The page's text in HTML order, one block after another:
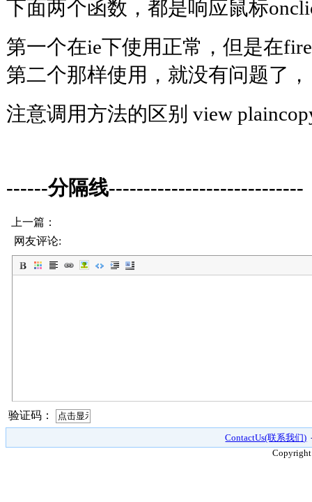
下面两个函数，都是响应鼠标
第一个在ie下使用正常，但是在
第二个那样使用，就没有问题了，
注意调用方法的区别 view
------分隔线----------------------------
上一篇：
网友评论:
验证码：
ContactUs(联系我们)